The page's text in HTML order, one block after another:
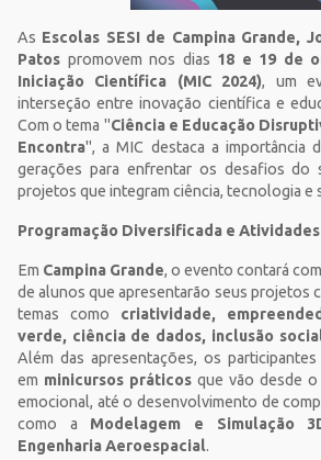
As Escolas SESI de Campina Grande,
Patos promovem nos dias 18 e 19 de
Iniciação Científica (MIC 2024), um
interseção entre inovação científica e
Com o tema "Ciência e Educação
Encontra", a MIC destaca a importância
gerações para enfrentar os desafios do
projetos que integram ciência, tecnologia e
Programação Diversificada e
Em Campina Grande, o evento contará com
de alunos que apresentarão seus projetos
temas como criatividade,
verde, ciência de dados, inclusão
Além das apresentações, os
em minicursos práticos que vão desde o
emocional, até o desenvolvimento de
como a Modelagem e Simulação
Engenharia Aeroespacial.